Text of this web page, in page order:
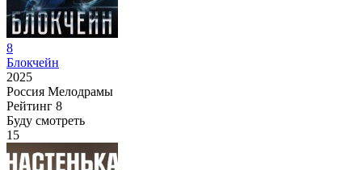
8
Блокчейн
2025
Россия Мелодрамы
Рейтинг 8
Буду смотреть
15